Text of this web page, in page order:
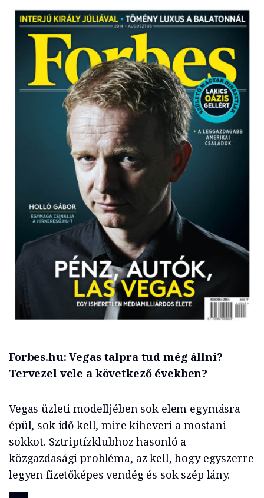
Forbes.hu: Vegas talpra tud még állni?
Tervezel vele a következő években?
Vegas üzleti modelljében sok elem egymásra
épül, sok idő kell, mire kiheveri a mostani
sokkot. Sztriptízklubhoz hasonló a
közgazdasági probléma, az kell, hogy egyszerre
legyen fizetőképes vendég és sok szép lány.